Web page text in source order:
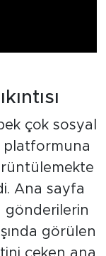
çok sosyal
platformuna
Ana sayfa
gönderilerin
görülen